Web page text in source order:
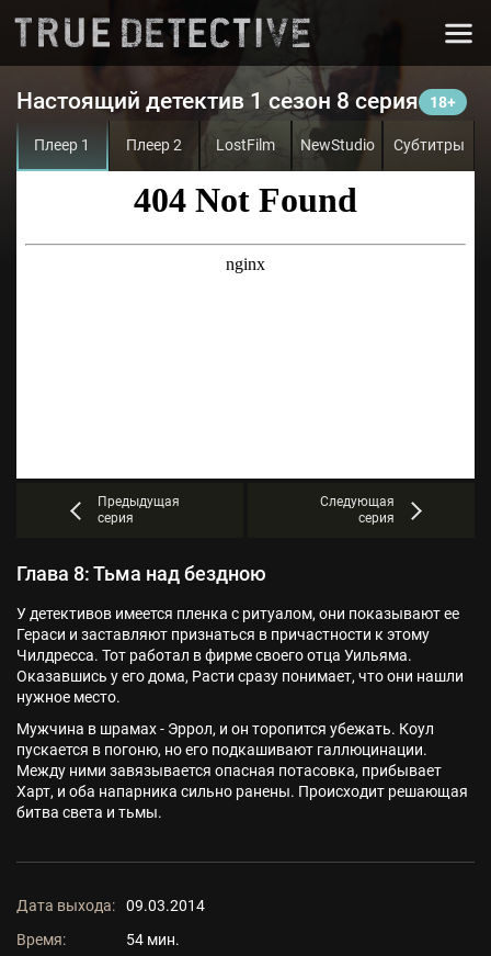
Настоящий детектив 1 сезон 8 серия
Плеер 1 Плеер 2 LostFilm NewStudio Субтитры
Предыдущая
серия
Следующая
серия
Глава 8: Тьма над бездною
У детективов имеется пленка с ритуалом, они показывают ее
Гераси и заставляют признаться в причастности к этому
Чилдресса. Тот работал в фирме своего отца Уильяма.
Оказавшись у его дома, Расти сразу понимает, что они нашли
нужное место.
Мужчина в шрамах - Эррол, и он торопится убежать. Коул
пускается в погоню, но его подкашивают галлюцинации.
Между ними завязывается опасная потасовка, прибывает
Харт, и оба напарника сильно ранены. Происходит решающая
битва света и тьмы.
Дата выхода:
09.03.2014
Время:
54 мин.